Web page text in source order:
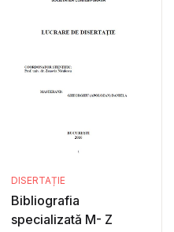
DISERTAȚIE
Bibliografia
specializată M- Z